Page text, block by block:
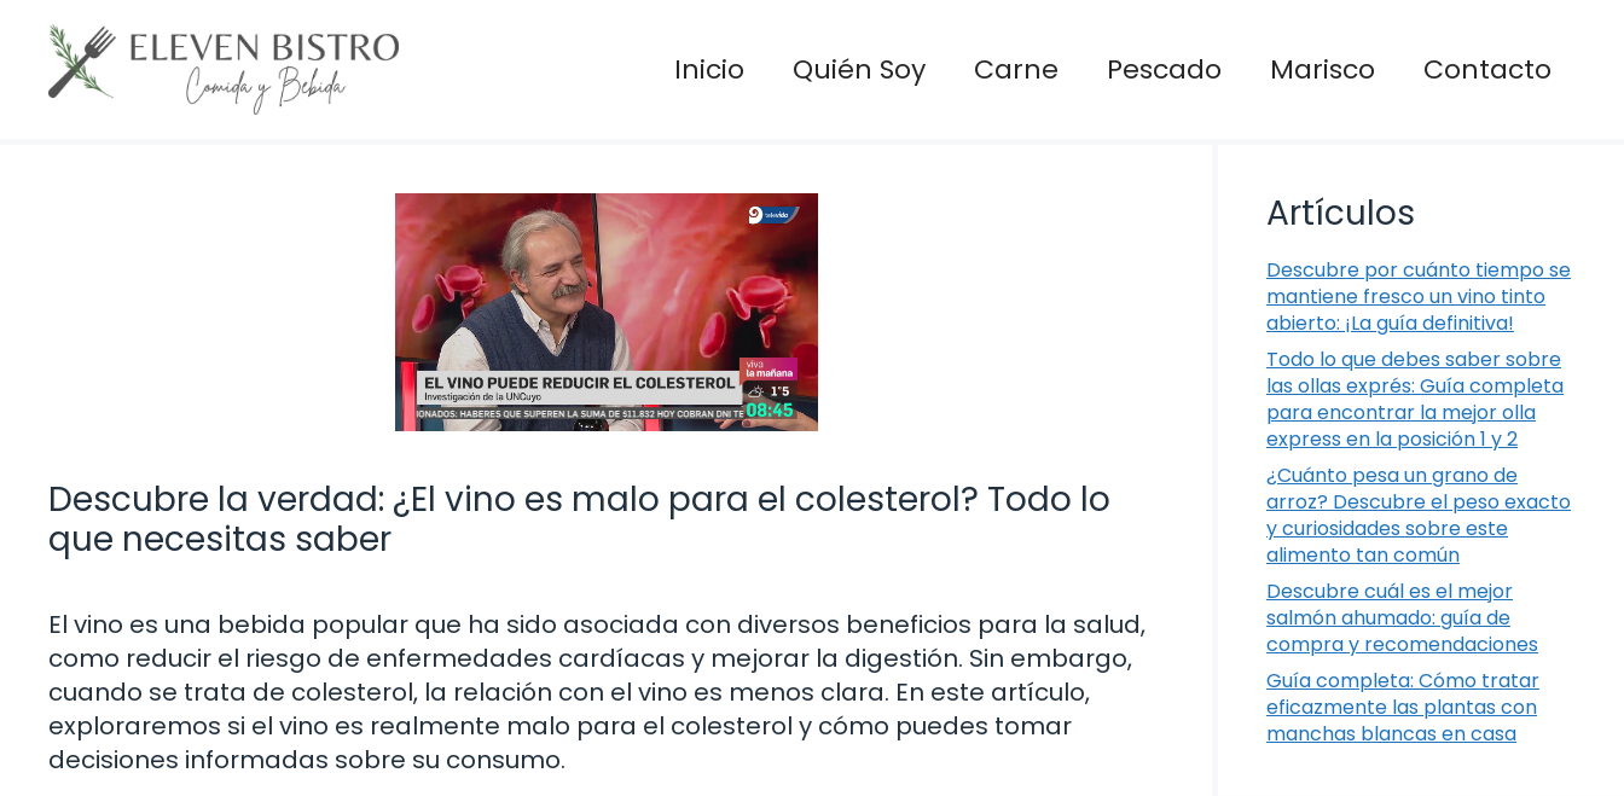
Saltar
contenido
Inicio Quién Soy Carne Pescado Marisco Contacto
Descubre la verdad: ¿El vino es malo para el colesterol? Todo lo
que necesitas saber
El vino es una bebida popular que ha sido asociada con diversos beneficios para la salud,
como reducir el riesgo de enfermedades cardíacas y mejorar la digestión. Sin embargo,
cuando se trata de colesterol, la relación con el vino es menos clara. En este artículo,
exploraremos si el vino es realmente malo para el colesterol y cómo puedes tomar
decisiones informadas sobre su consumo.
Artículos
Descubre por cuánto tiempo se
mantiene fresco un vino tinto
abierto: ¡La guía definitiva!
Todo lo que debes saber sobre
las ollas exprés: Guía completa
para encontrar la mejor olla
express en la posición 1 y 2
¿Cuánto pesa un grano de
arroz? Descubre el peso exacto
y curiosidades sobre este
alimento tan común
Descubre cuál es el mejor
salmón ahumado: guía de
compra y recomendaciones
Guía completa: Cómo tratar
eficazmente las plantas con
manchas blancas en casa